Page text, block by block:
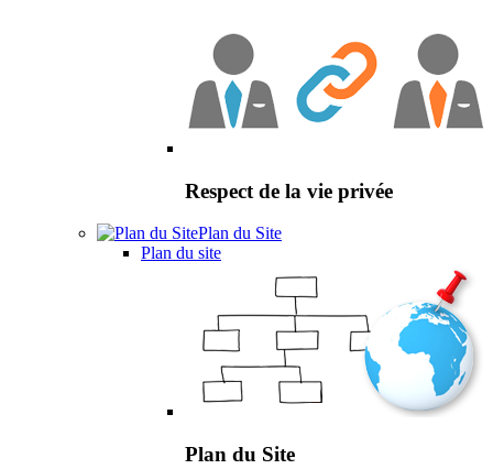
Respect de la vie privée
Plan du Site
Plan du site
Plan du Site